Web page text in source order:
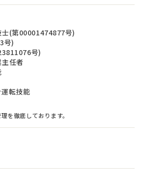
士(第00001474877号)
号)
号)
任者
転技能
を徹底しております。